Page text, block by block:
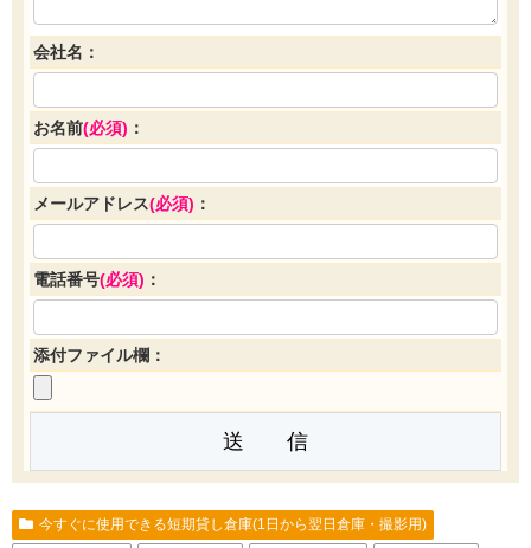
会社名：
お名前(必須) ：
メールアドレス(必須) ：
電話番号(必須) ：
添付ファイル欄：
今すぐに使用できる短期貸し倉庫(1日から翌日倉庫・撮影用)